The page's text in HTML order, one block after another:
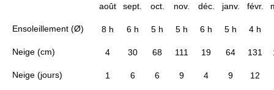
Ensoleillement (Ø)
Neige (cm)
Neige (jours)
août sept. oct. nov. déc. janv. févr.
8 h 6 h 5 h 5 h 6 h 5 h 4 h
4 30 68 111 19 64 131
1 6 6 9 4 9 12